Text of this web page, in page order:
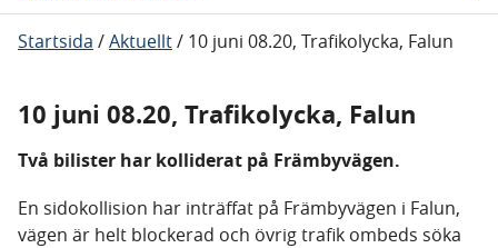
Startsida /Aktuellt/ 10 juni 08.20, Trafikolycka, Falun
10 juni 08.20, Trafikolycka, Falun
Två bilister har kolliderat på Främbyvägen.
En sidokollision har inträffat på Främbyvägen i Falun,
vägen är helt blockerad och övrig trafik ombeds söka